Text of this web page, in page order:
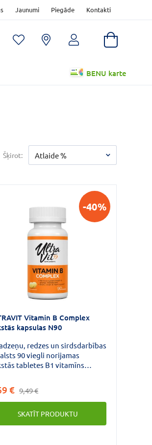
Jaunumi Piegāde Kontakti
BENU karte
Šķirot: Atlaide %
-40%
Vitamin B Complex
kapsulas N90
redzes un sirdsdarbības
90 viegli norijamas
tabletes B1 vitamīns
hidrohlorīds), 12
(cianokobalamīns) ir B
vitamīni.Tas var uzturēt
cilvēka organisma
€ 9,49 €
SKATĪT PRODUKTU